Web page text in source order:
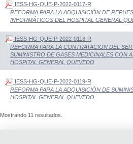
IESS-HG-QUE-P-2022-0117-R
REFORMA PARA LA ADQUISICIÓN DE
INFORMÁTICOS DEL HOSPITAL GENERAL
IESS-HG-QUE-P-2022-0118-R
REFORMA PARA LA CONTRATACION DEL
SUMINISTRO DE GASES MEDICINALES CON
HOSPITAL GENERAL QUEVEDO
IESS-HG-QUE-P-2022-0119-R
REFORMA PARA LA ADQUISICIÓN DE
HOSPITAL GENERAL QUEVEDO
Mostrando 11 resultados.